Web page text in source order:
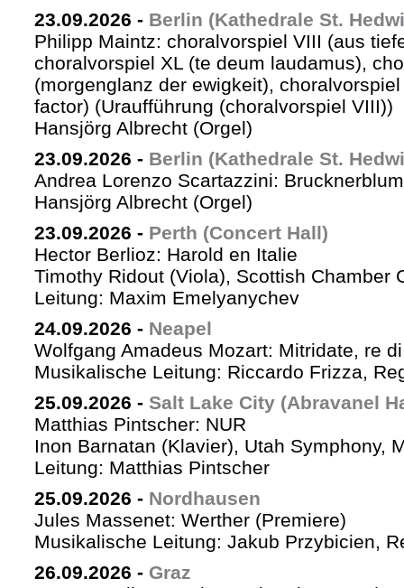
23.09.2026 - Berlin (Kathedrale St.
Philipp Maintz: choralvorspiel VIII (aus
choralvorspiel XL (te deum laudamus),
(morgenglanz der ewigkeit),
factor) (Uraufführung (choralvorspiel VIII))
Hansjörg Albrecht (Orgel)
23.09.2026 - Berlin (Kathedrale St.
Andrea Lorenzo Scartazzini:
Hansjörg Albrecht (Orgel)
23.09.2026 - Perth (Concert Hall)
Hector Berlioz: Harold en Italie
Timothy Ridout (Viola), Scottish Chamber
Leitung: Maxim Emelyanychev
24.09.2026 - Neapel
Wolfgang Amadeus Mozart: Mitridate, re
Musikalische Leitung: Riccardo Frizza,
25.09.2026 - Salt Lake City (Abravanel
Matthias Pintscher: NUR
Inon Barnatan (Klavier), Utah Symphony,
Leitung: Matthias Pintscher
25.09.2026 - Nordhausen
Jules Massenet: Werther (Premiere)
Musikalische Leitung: Jakub Przybicien,
26.09.2026 - Graz